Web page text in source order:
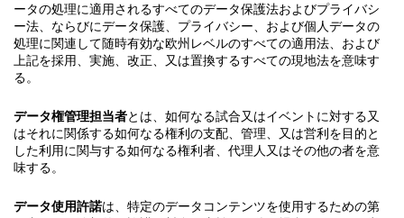
ータの処理に適用されるすべてのデータ保護法およびプライバシ
ー法、ならびにデータ保護、プライバシー、および個人データの
処理に関連して随時有効な欧州レベルのすべての適用法、および
上記を採用、実施、改正、又は置換するすべての現地法を意味す
る。
データ権管理担当者とは、如何なる試合又はイベントに対する又
はそれに関係する如何なる権利の支配、管理、又は営利を目的と
した利用に関与する如何なる権利者、代理人又はその他の者を意
味する。
データ使用許諾は、特定のデータコンテンツを使用するための第